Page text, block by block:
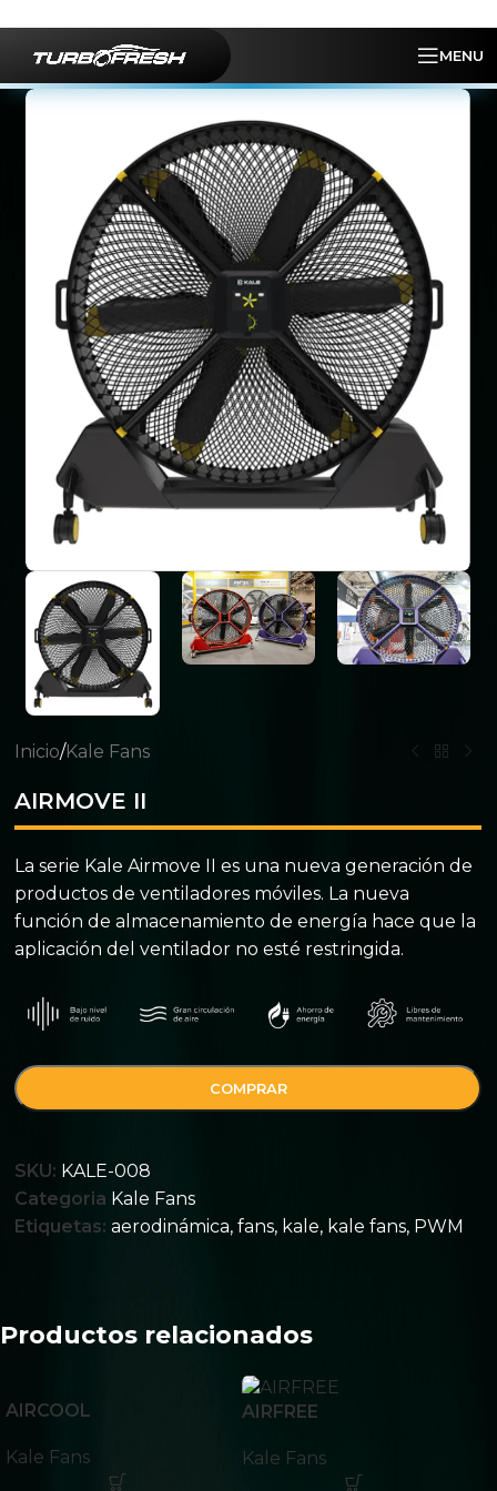
MENU
Inicio/Kale Fans
AIRMOVE II
La serie Kale Airmove II es una nueva generación de
productos de ventiladores móviles. La nueva
función de almacenamiento de energía hace que la
aplicación del ventilador no esté restringida.
COMPRAR
SKU: KALE-008
Categoria Kale Fans
Etiquetas: aerodinámica, fans, kale, kale fans, PWM
Productos relacionados
AIRCOOL
Kale Fans
AIRFREE
Kale Fans